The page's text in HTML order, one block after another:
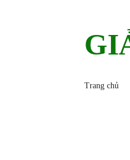
Trang chủ